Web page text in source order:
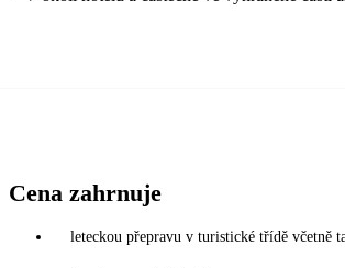
Cena zahrnuje
leteckou přepravu v turistické třídě včetně